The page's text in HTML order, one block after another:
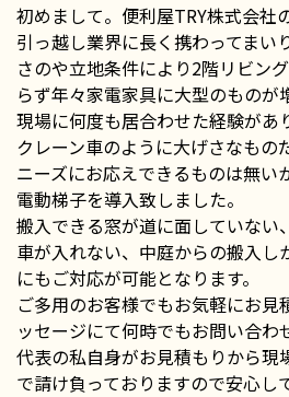
初めまして。便利屋TRY株式会社
引っ越し業界に長く携わってまい
さのや立地条件により2階リビン
らず年々家電家具に大型のものが
現場に何度も居合わせた経験があ
クレーン車のように大げさなもの
ニーズにお応えできるものは無い
電動梯子を導入致しました。
搬入できる窓が道に面していない
車が入れない、中庭からの搬入し
にもご対応が可能となります。
ご多用のお客様でもお気軽にお見
ッセージにて何時でもお問い合わ
代表の私自身がお見積もりから現
で請け負っておりますので安心し